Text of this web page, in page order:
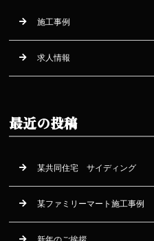
施工事例
求人情報
最近の投稿
某共同住宅 サイディング
某ファミリーマート施工事例